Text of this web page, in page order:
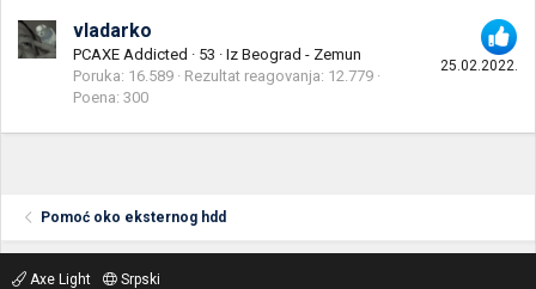
25.02.2022.
vladarko
PCAXE Addicted · 53 · Iz Beograd - Zemun
Poruka 16.589 Rezultat reagovanja 12.779
Poena 300
Pomoć oko eksternog hdd
Axe Light
Srpski